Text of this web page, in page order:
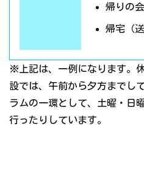
帰りの会
帰宅（
※上記は、一例になります。
設では、午前から夕方までし
ラムの一環として、土曜・日
行ったりしています。